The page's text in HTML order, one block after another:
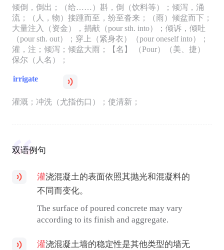
倾倒，倒出；（给……）斟，倒（饮料等）；倾泻，涌
流；（人，物）接踵而至，纷至沓来；（雨）倾盆而下；
大量注入（资金），捐献（pour sth. into）；倾诉，倾吐
（pour sth. out）；穿上（紧身衣）（pour oneself into）；
灌，注；倾泻；倾盆大雨；【名】 （Pour）（美、捷）
保尔（人名）；
irrigate
灌溉；冲洗（尤指伤口）；使清新；
双语例句
灌浇混凝土的表面依照其抛光和混凝料的
不同而变化。
The surface of poured concrete may vary
according to its finish and aggregate.
灌浇混凝土墙的稳定性是其他类型的墙无